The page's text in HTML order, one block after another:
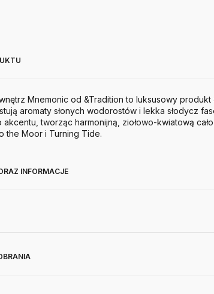
Mnemonic od &Tradition to luksusowy
aromaty słonych wodorostów i lekka słodycz
tworząc harmonijną, ziołowo-kwiatową
the Moor i Turning Tide.
INFORMACJE